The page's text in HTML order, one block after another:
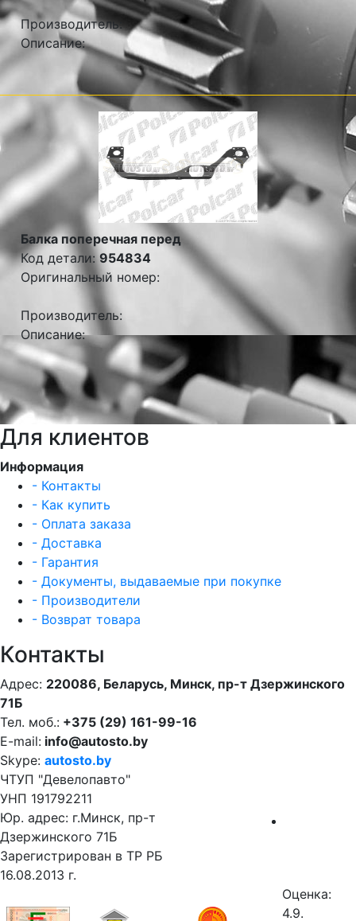
Производитель:
Описание:
Балка поперечная перед
Код детали: 954834
Оригинальный номер:
Производитель:
Описание:
Для клиентов
Информация
- Контакты
- Как купить
- Оплата заказа
- Доставка
- Гарантия
- Документы, выдаваемые при покупке
- Производители
- Возврат товара
Контакты
Адрес: 220086, Беларусь, Минск, пр-т Дзержинского
71Б
Тел. моб.: +375 (29) 161-99-16
E-mail: info@autosto.by
Skype: autosto.by
ЧТУП "Девелопавто"
УНП 191792211
Юр. адрес: г.Минск, пр-т
Дзержинского 71Б
Зарегистрирован в ТР РБ
16.08.2013 г.
Оценка:
4.9.